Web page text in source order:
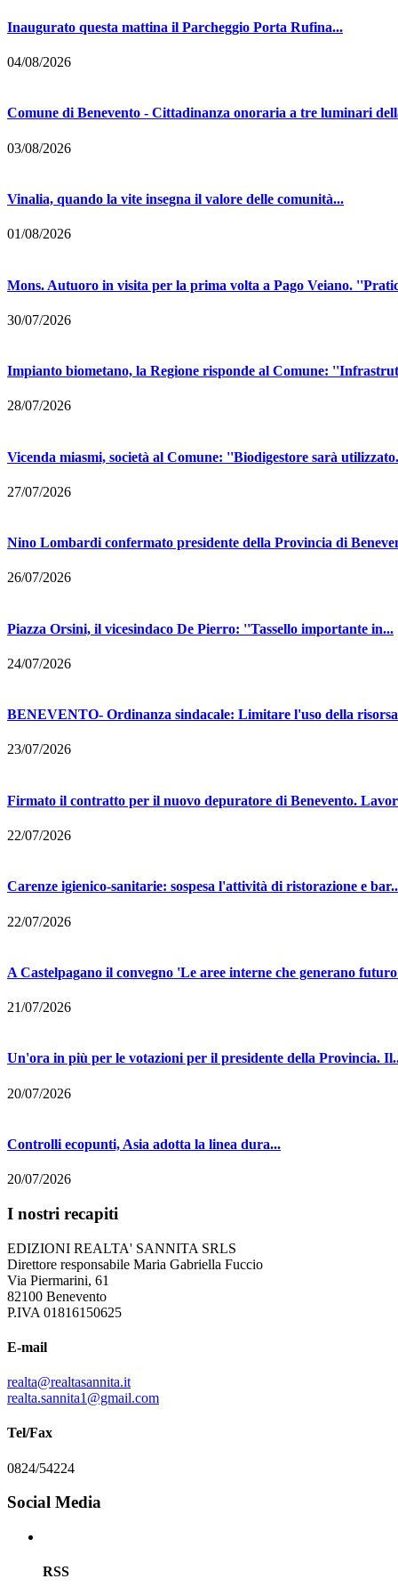
Inaugurato questa mattina il Parcheggio Porta Rufina...
04/08/2026
Comune di Benevento - Cittadinanza onoraria a tre luminari
03/08/2026
Vinalia, quando la vite insegna il valore delle comunità...
01/08/2026
Mons. Autuoro in visita per la prima volta a Pago Veiano.
30/07/2026
Impianto biometano, la Regione risponde al Comune:
28/07/2026
Vicenda miasmi, società al Comune: ''Biodigestore sarà
27/07/2026
Nino Lombardi confermato presidente della Provincia di
26/07/2026
Piazza Orsini, il vicesindaco De Pierro: ''Tassello importante in...
24/07/2026
BENEVENTO- Ordinanza sindacale: Limitare l'uso della
23/07/2026
Firmato il contratto per il nuovo depuratore di Benevento.
22/07/2026
Carenze igienico-sanitarie: sospesa l'attività di ristorazione e
22/07/2026
A Castelpagano il convegno 'Le aree interne che generano
21/07/2026
Un'ora in più per le votazioni per il presidente della Provincia.
20/07/2026
Controlli ecopunti, Asia adotta la linea dura...
20/07/2026
I nostri recapiti
EDIZIONI REALTA' SANNITA SRLS
Direttore responsabile Maria Gabriella Fuccio
Via Piermarini, 61
82100 Benevento
P.IVA 01816150625
E-mail
realta@realtasannita.it
realta.sannita1@gmail.com
Tel/Fax
0824/54224
Social Media
RSS